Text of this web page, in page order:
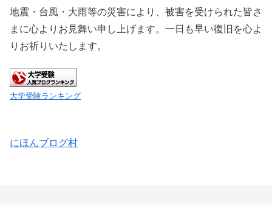
地震・台風・大雨等の災害により、被害を受けられた皆さ
まに心よりお見舞い申し上げます。一日も早い復旧を心よ
りお祈りいたします。
大学受験ランキング
にほんブログ村